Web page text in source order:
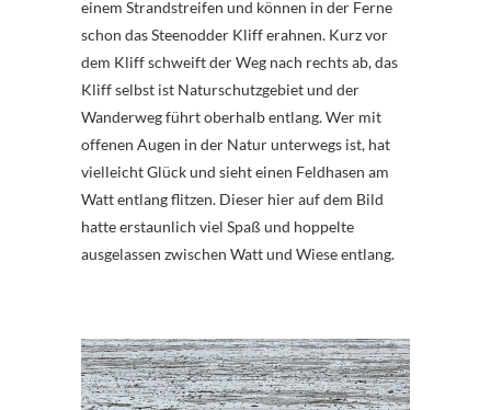
einem Strandstreifen und können in der Ferne
schon das Steenodder Kliff erahnen. Kurz vor
dem Kliff schweift der Weg nach rechts ab, das
Kliff selbst ist Naturschutzgebiet und der
Wanderweg führt oberhalb entlang. Wer mit
offenen Augen in der Natur unterwegs ist, hat
vielleicht Glück und sieht einen Feldhasen am
Watt entlang flitzen. Dieser hier auf dem Bild
hatte erstaunlich viel Spaß und hoppelte
ausgelassen zwischen Watt und Wiese entlang.